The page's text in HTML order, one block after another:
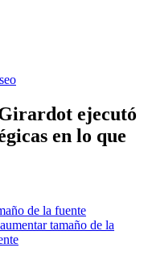
ejecutó
en lo que
de la fuente
aumentar tamaño de la